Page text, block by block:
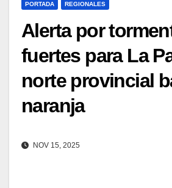
PORTADA REGIONALES
Alerta por
fuertes para La
norte provincial
naranja
NOV 15, 2025